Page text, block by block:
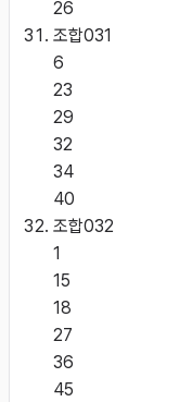
26
조합031
6
23
29
32
34
40
조합032
1
15
18
27
36
45